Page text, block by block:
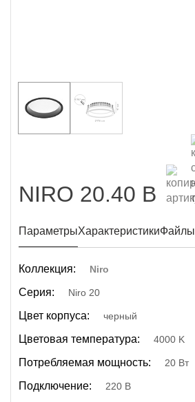
NIRO 20.40 B
ПараметрыХарактеристикиФайлы
Коллекция: Niro
Серия: Niro 20
Цвет корпуса: черный
Цветовая температура: 4000 K
Потребляемая мощность: 20 Вт
Подключение: 220 В